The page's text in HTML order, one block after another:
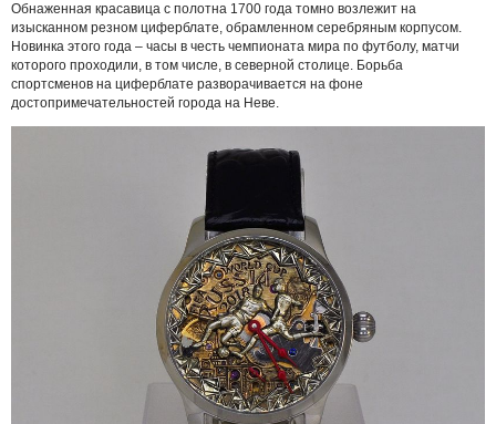
Обнаженная красавица с полотна 1700 года томно возлежит на
изысканном резном циферблате, обрамленном серебряным корпусом.
Новинка этого года – часы в честь чемпионата мира по футболу, матчи
которого проходили, в том числе, в северной столице. Борьба
спортсменов на циферблате разворачивается на фоне
достопримечательностей города на Неве.